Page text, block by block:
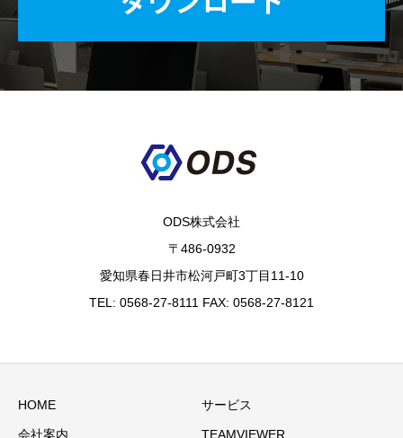
ODS株式会社
〒486-0932
愛知県春日井市松河戸町3丁目11-10
TEL: 0568-27-8111 FAX: 0568-27-8121
HOME サービス
会社案内 TEAMVIEWER